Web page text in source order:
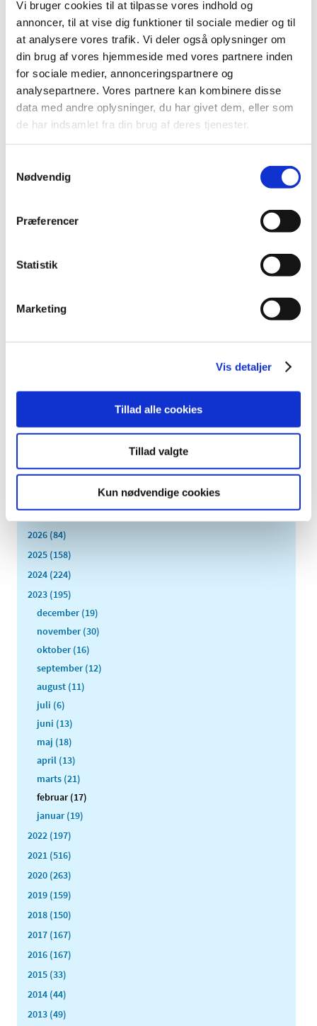
Vi bruger cookies til at tilpasse vores indhold og
annoncer, til at vise dig funktioner til sociale medier og til
at analysere vores trafik. Vi deler også oplysninger om
din brug af vores hjemmeside med vores partnere inden
for sociale medier, annonceringspartnere og
analysepartnere. Vores partnere kan kombinere disse
data med andre oplysninger, du har givet dem, eller som
de har indsamlet fra din brug af deres tjenester.
Nødvendig
Præferencer
Statistik
Marketing
Vis detaljer
Tillad alle cookies
Tillad valgte
Kun nødvendige cookies
14. februar 2023
Tekniske problemer har ført til ukorrekte oplysninger om
enkelte indlægssedler i databasen indlægsseddel.dk. …
Ledig bevilling til Roslev Apotek
|9. februar 2023|
Bevillingen til at drive Roslev Apotek er ledig snarest
Lægemiddelstyrelsen søger apoteksbestyrere
interesseret i at prøve udfordringen som apoteksbestyre
Offentlig høring søger bidrag til at styrke
Alle interessenter, der ønsker at bidrage til at fremme
Antibiotikalægemidlet Dicillin fra firmaet
Sandoz tilbagekaldes
Patienter, der er i behandling med Dicillin Sandoz 500 mg
kapsler, skal gå på apoteket og få byttet medicinen. Det
TID
2026 (84)
2025 (158)
2024 (224)
2023 (195)
december (19)
november (30)
oktober (16)
september (12)
august (11)
juli (6)
juni (13)
maj (18)
april (13)
marts (21)
februar (17)
januar (19)
2022 (197)
2021 (516)
2020 (263)
2019 (159)
2018 (150)
2017 (167)
2016 (167)
2015 (33)
2014 (44)
2013 (49)